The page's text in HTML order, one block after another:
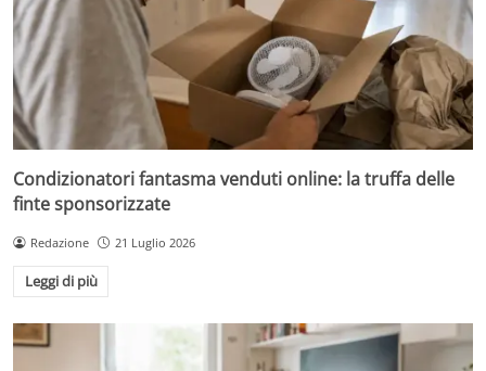
Condizionatori fantasma venduti online: la truffa delle
finte sponsorizzate
Redazione 21 Luglio 2026
Leggi di più